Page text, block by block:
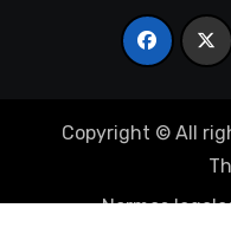
Copyright © All
Normas